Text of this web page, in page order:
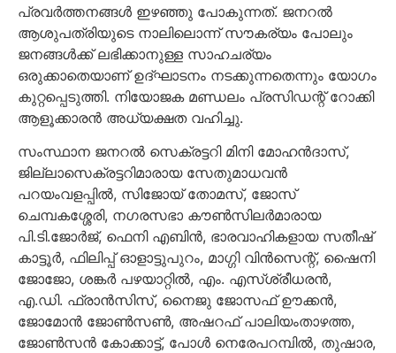
പ്രവർത്തനങ്ങൾ ഇഴഞ്ഞു പോകുന്നത്. ജനറൽ
ആശുപത്രിയുടെ നാലിലൊന്ന് സൗകര്യം പോലും
ജനങ്ങൾക്ക് ലഭിക്കാനുള്ള സാഹചര്യം
ഒരുക്കാതെയാണ് ഉദ്‌ഘാടനം നടക്കുന്നതെന്നും യോഗം
കുറ്റപ്പെടുത്തി. നിയോജക മണ്ഡലം പ്രസിഡന്റ് റോക്കി
ആളൂക്കാരൻ അധ്യക്ഷത വഹിച്ചു.
സംസ്ഥാന ജനറൽ സെക്രട്ടറി മിനി മോഹൻദാസ്,
ജില്ലാസെക്രട്ടറിമാരായ സേതുമാധവൻ
പറയംവളപ്പിൽ, സിജോയ് തോമസ്, ജോസ്
ചെമ്പകശ്ശേരി, നഗരസഭാ കൗൺസിലർമാരായ
പി.ടി.ജോർജ്, ഫെനി എബിൻ, ഭാരവാഹികളായ സതീഷ്
കാട്ടൂർ, ഫിലിപ്പ് ഓളാട്ടുപുറം, മാഗ്ഗി വിൻസെന്റ്, ഷൈനി
ജോജോ, ശങ്കർ പഴയാറ്റിൽ, എം. എസ്ശ്രീധരൻ,
എ.ഡി. ഫ്രാൻസിസ്, നൈജു ജോസഫ് ഊക്കൻ,
ജോമോൻ ജോൺസൺ, അഷറഫ് പാലിയംതാഴത്ത,
ജോൺസൻ കോക്കാട്ട്, പോൾ നെരേപറമ്പിൽ, തുഷാര,